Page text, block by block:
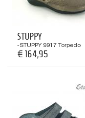
STUPPY
-STUPPY 9917 Torpedo
€ 164,95